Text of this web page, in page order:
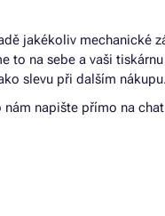
jakékoliv mechanické
to na sebe a vaši
slevu při dalším nákupu.
nám napište přímo na